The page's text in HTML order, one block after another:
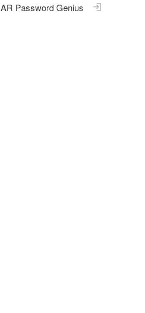
Password Genius